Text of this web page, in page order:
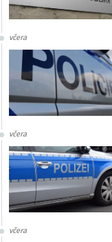
včera
včera
včera